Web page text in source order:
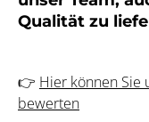
Qualität zu
👉 Hier können Sie
bewerten